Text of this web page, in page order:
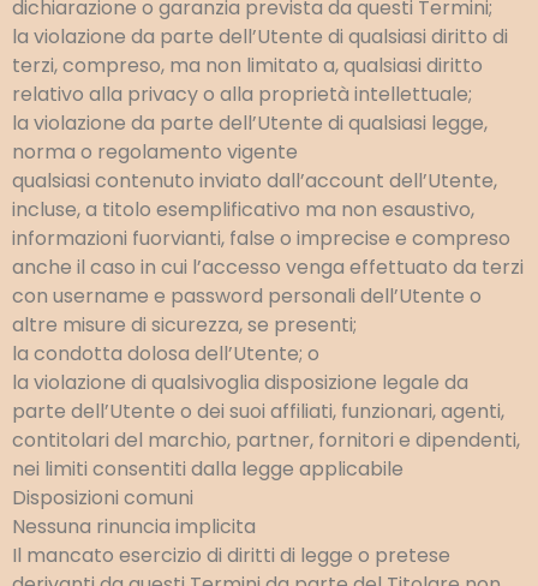
dichiarazione o garanzia prevista da questi Termini;
la violazione da parte dell’Utente di qualsiasi diritto di
terzi, compreso, ma non limitato a, qualsiasi diritto
relativo alla privacy o alla proprietà intellettuale;
la violazione da parte dell’Utente di qualsiasi legge,
norma o regolamento vigente
qualsiasi contenuto inviato dall’account dell’Utente,
incluse, a titolo esemplificativo ma non esaustivo,
informazioni fuorvianti, false o imprecise e compreso
anche il caso in cui l’accesso venga effettuato da terzi
con username e password personali dell’Utente o
altre misure di sicurezza, se presenti;
la condotta dolosa dell’Utente; o
la violazione di qualsivoglia disposizione legale da
parte dell’Utente o dei suoi affiliati, funzionari, agenti,
contitolari del marchio, partner, fornitori e dipendenti,
nei limiti consentiti dalla legge applicabile
Disposizioni comuni
Nessuna rinuncia implicita
Il mancato esercizio di diritti di legge o pretese